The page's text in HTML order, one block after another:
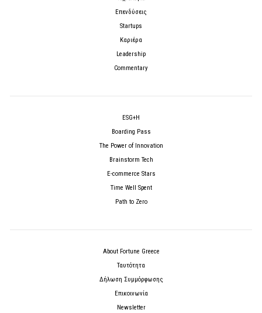
Επενδύσεις
Startups
Καριέρα
Leadership
Commentary
ESG+H
Boarding Pass
The Power of Innovation
Brainstorm Tech
E-commerce Stars
Time Well Spent
Path to Zero
About Fortune Greece
Ταυτότητα
Δήλωση Συμμόρφωσης
Επικοινωνία
Newsletter